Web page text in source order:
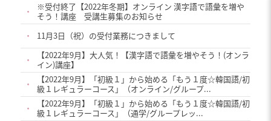
・
※受付終了【2022年冬期】オンライン 漢字語で語彙を増や
そう！講座 受講生募集のお知らせ
・
11月3日（祝）の受付業務につきまして
・
【2022年9月】大人気！【漢字語で語彙を増やそう！(オンラ
イン)講座】
・
【2022年9月】「初級１」から始める「もう１度☆韓国語/初
級１レギュラーコース」（オンライン/グループ...
・
【2022年9月】「初級１」から始める「もう１度☆韓国語/初
級１レギュラーコース」（通学/グループレッ...